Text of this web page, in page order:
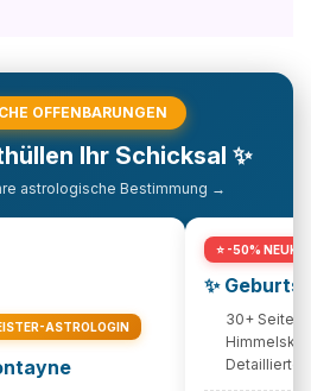
OFFENBARUNGEN
Ihr Schicksal ✨
astrologische Bestimmung →
ASTROLOGIN
⭐ -50%
✨
30+ Seiten
Detaillierte